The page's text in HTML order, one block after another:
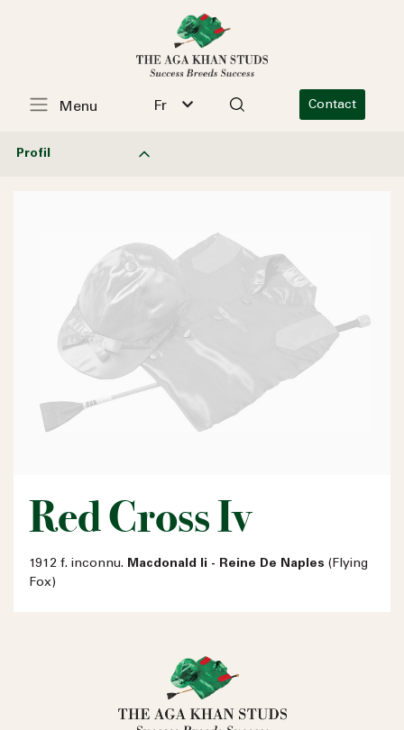
Fr Contact
Menu
Profil
Red Cross Iv
1912 f. inconnu. Macdonald Ii - Reine De Naples (Flying
Fox)